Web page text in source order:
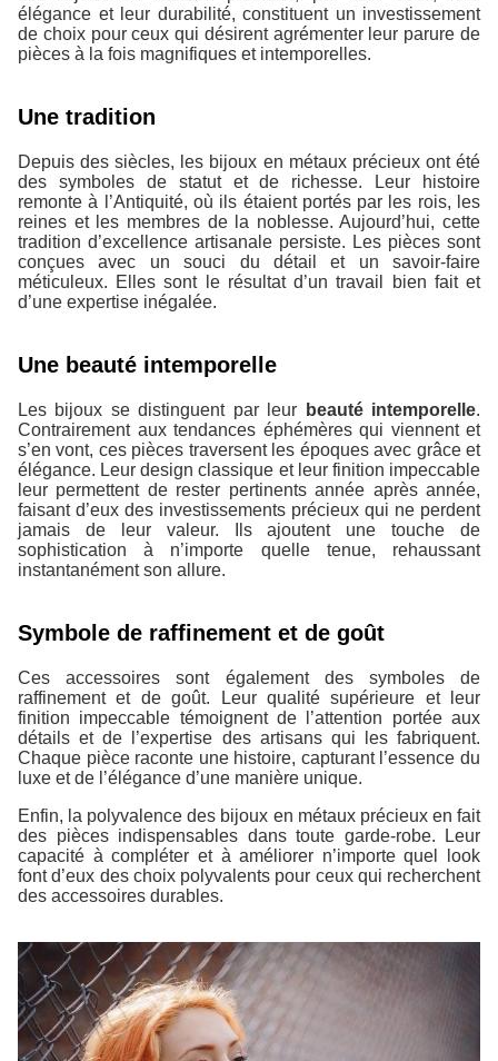
élégance et leur durabilité, constituent un investissement
de choix pour ceux qui désirent agrémenter leur parure de
pièces à la fois magnifiques et intemporelles.
Une tradition
Depuis des siècles, les bijoux en métaux précieux ont été
des symboles de statut et de richesse. Leur histoire
remonte à l’Antiquité, où ils étaient portés par les rois, les
reines et les membres de la noblesse. Aujourd’hui, cette
tradition d’excellence artisanale persiste. Les pièces sont
conçues avec un souci du détail et un savoir-faire
méticuleux. Elles sont le résultat d’un travail bien fait et
d’une expertise inégalée.
Une beauté intemporelle
Les bijoux se distinguent par leur beauté intemporelle.
Contrairement aux tendances éphémères qui viennent et
s’en vont, ces pièces traversent les époques avec grâce et
élégance. Leur design classique et leur finition impeccable
leur permettent de rester pertinents année après année,
faisant d’eux des investissements précieux qui ne perdent
jamais de leur valeur. Ils ajoutent une touche de
sophistication à n’importe quelle tenue, rehaussant
instantanément son allure.
Symbole de raffinement et de goût
Ces accessoires sont également des symboles de
raffinement et de goût. Leur qualité supérieure et leur
finition impeccable témoignent de l’attention portée aux
détails et de l’expertise des artisans qui les fabriquent.
Chaque pièce raconte une histoire, capturant l’essence du
luxe et de l’élégance d’une manière unique.
Enfin, la polyvalence des bijoux en métaux précieux en fait
des pièces indispensables dans toute garde-robe. Leur
capacité à compléter et à améliorer n’importe quel look
font d’eux des choix polyvalents pour ceux qui recherchent
des accessoires durables.